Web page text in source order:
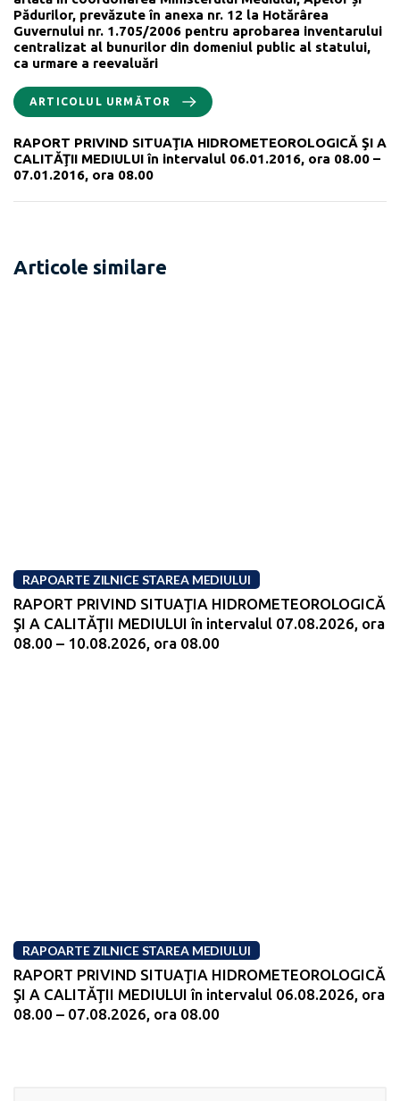
Pădurilor, prevăzute în anexa nr. 12 la Hotărârea
Guvernului nr. 1.705/2006 pentru aprobarea inventarului
centralizat al bunurilor din domeniul public al statului,
ca urmare a reevaluări
ARTICOLUL URMĂTOR
RAPORT PRIVIND SITUAŢIA HIDROMETEOROLOGICĂ ŞI A
CALITĂŢII MEDIULUI în intervalul 06.01.2016, ora 08.00 –
07.01.2016, ora 08.00
Articole similare
RAPOARTE ZILNICE STAREA MEDIULUI
RAPORT PRIVIND SITUAŢIA HIDROMETEOROLOGICĂ
ŞI A CALITĂŢII MEDIULUI în intervalul 07.08.2026, ora
08.00 – 10.08.2026, ora 08.00
RAPOARTE ZILNICE STAREA MEDIULUI
RAPORT PRIVIND SITUAŢIA HIDROMETEOROLOGICĂ
ŞI A CALITĂŢII MEDIULUI în intervalul 06.08.2026, ora
08.00 – 07.08.2026, ora 08.00